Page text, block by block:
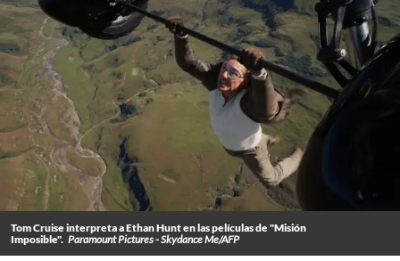
Tom Cruise interpreta a Ethan Hunt en las películas de "Misión
Imposible". Paramount Pictures - Skydance Me/AFP